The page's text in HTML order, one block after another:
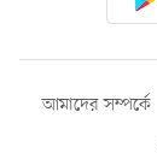
আমাদের সম্পর্কে